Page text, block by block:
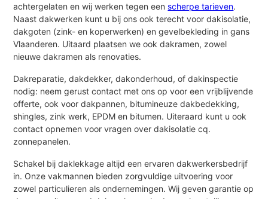
achtergelaten en wij werken tegen eenscherpe tarieven.
Naast dakwerken kunt u bij ons ook terecht voor dakisolatie,
dakgoten (zink- en koperwerken) en gevelbekleding in gans
Vlaanderen. Uitaard plaatsen we ook dakramen, zowel
nieuwe dakramen als renovaties.
Dakreparatie, dakdekker, dakonderhoud, of dakinspectie
nodig: neem gerust contact met ons op voor een vrijblijvende
offerte, ook voor dakpannen, bitumineuze dakbedekking,
shingles, zink werk, EPDM en bitumen. Uiteraard kunt u ook
contact opnemen voor vragen over dakisolatie cq.
zonnepanelen.
Schakel bij daklekkage altijd een ervaren dakwerkersbedrijf
in. Onze vakmannen bieden zorgvuldige uitvoering voor
zowel particulieren als ondernemingen. Wij geven garantie op